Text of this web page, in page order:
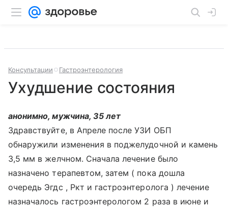
Консультации Гастроэнтерология
Ухудшение состояния
анонимно, мужчина, 35 лет
Здравствуйте, в Апреле после УЗИ ОБП
обнаружили изменения в поджелудочной и камень
3,5 мм в желчном. Сначала лечение было
назначено терапевтом, затем ( пока дошла
очередь Эгдс , Ркт и гастроэнтеролога ) лечение
назначалось гастроэнтерологом 2 раза в июне и